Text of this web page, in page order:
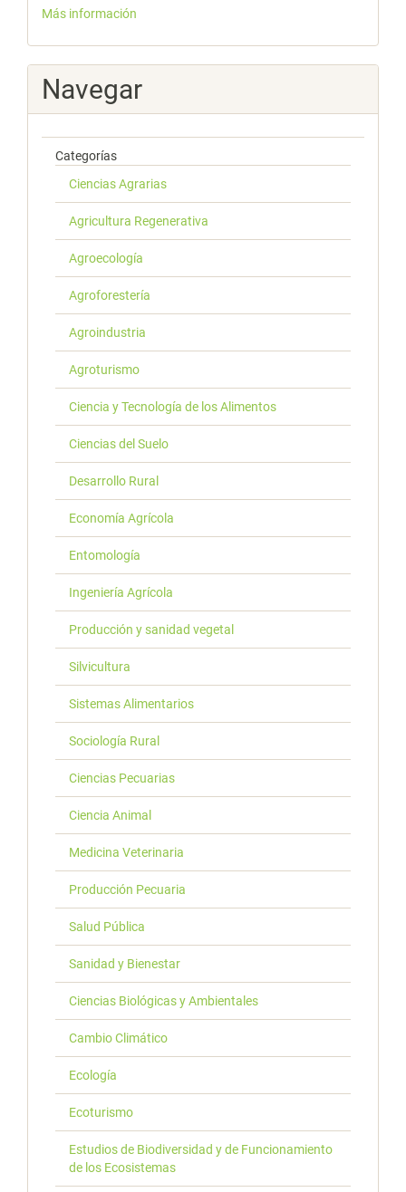
Más información
Navegar
Categorías
Ciencias Agrarias
Agricultura Regenerativa
Agroecología
Agroforestería
Agroindustria
Agroturismo
Ciencia y Tecnología de los Alimentos
Ciencias del Suelo
Desarrollo Rural
Economía Agrícola
Entomología
Ingeniería Agrícola
Producción y sanidad vegetal
Silvicultura
Sistemas Alimentarios
Sociología Rural
Ciencias Pecuarias
Ciencia Animal
Medicina Veterinaria
Producción Pecuaria
Salud Pública
Sanidad y Bienestar
Ciencias Biológicas y Ambientales
Cambio Climático
Ecología
Ecoturismo
Estudios de Biodiversidad y de Funcionamiento
de los Ecosistemas